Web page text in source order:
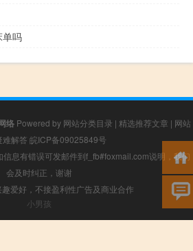
单吗
络 Powered by 网站分类目录 | 精选推荐文章 | 网站
难解答 皖ICP备09025849号
息有错误可发邮件到f_fb#foxmail.com说明，我们
会及时纠正，谢谢
爱好，不接盈利性广告及商业合作
小男孩